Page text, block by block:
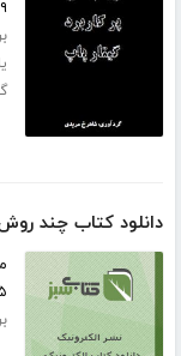
۱۹
دانلود کتاب چند
۵